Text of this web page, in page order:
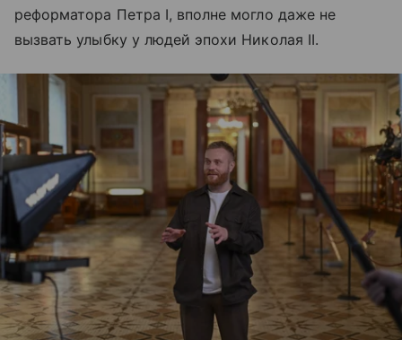
реформатора Петра I, вполне могло даже не
вызвать улыбку у людей эпохи Николая II.